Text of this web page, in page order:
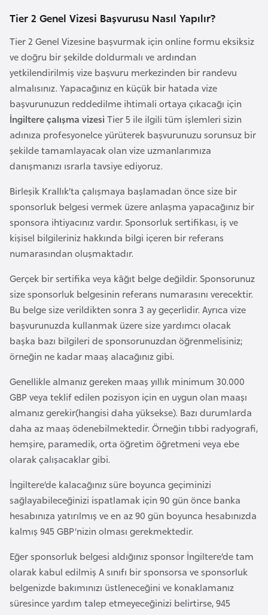
Tier 2 Genel Vizesi Başvurusu Nasıl Yapılır?
Tier 2 Genel Vizesine başvurmak için online formu eksiksiz
ve doğru bir şekilde doldurmalı ve ardından
yetkilendirilmiş vize başvuru merkezinden bir randevu
almalısınız. Yapacağınız en küçük bir hatada vize
başvurunuzun reddedilme ihtimali ortaya çıkacağı için
İngiltere çalışma vizesi Tier 5 ile ilgili tüm işlemleri sizin
adınıza profesyonelce yürüterek başvurunuzu sorunsuz bir
şekilde tamamlayacak olan vize uzmanlarımıza
danışmanızı ısrarla tavsiye ediyoruz.
Birleşik Krallık’ta çalışmaya başlamadan önce size bir
sponsorluk belgesi vermek üzere anlaşma yapacağınız bir
sponsora ihtiyacınız vardır. Sponsorluk sertifikası, iş ve
kişisel bilgileriniz hakkında bilgi içeren bir referans
numarasından oluşmaktadır.
Gerçek bir sertifika veya kâğıt belge değildir. Sponsorunuz
size sponsorluk belgesinin referans numarasını verecektir.
Bu belge size verildikten sonra 3 ay geçerlidir. Ayrıca vize
başvurunuzda kullanmak üzere size yardımcı olacak
başka bazı bilgileri de sponsorunuzdan öğrenmelisiniz;
örneğin ne kadar maaş alacağınız gibi.
Genellikle almanız gereken maaş yıllık minimum 30.000
GBP veya teklif edilen pozisyon için en uygun olan maaşı
almanız gerekir(hangisi daha yüksekse). Bazı durumlarda
daha az maaş ödenebilmektedir. Örneğin tıbbi radyografi,
hemşire, paramedik, orta öğretim öğretmeni veya ebe
olarak çalışacaklar gibi.
İngiltere’de kalacağınız süre boyunca geçiminizi
sağlayabileceğinizi ispatlamak için 90 gün önce banka
hesabınıza yatırılmış ve en az 90 gün boyunca hesabınızda
kalmış 945 GBP’nizin olması gerekmektedir.
Eğer sponsorluk belgesi aldığınız sponsor İngiltere’de tam
olarak kabul edilmiş A sınıfı bir sponsorsa ve sponsorluk
belgenizde bakımınızı üstleneceğini ve konaklamanız
süresince yardım talep etmeyeceğinizi belirtirse, 945
k
B
u
l
g
a
r
i
s
a
n
r
k
n
a
F
s
o
Ç
e
k
m
h